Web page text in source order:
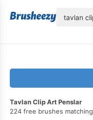
Tavlan Clip Art Penslar
224 free brushes matching